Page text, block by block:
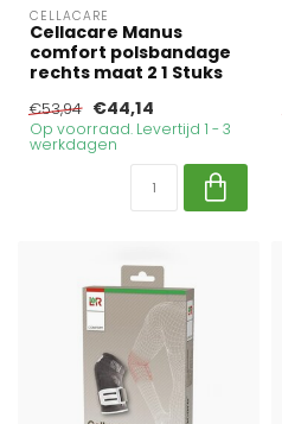
CELLACARE
Cellacare Manus
comfort polsbandage
rechts maat 2 1 Stuks
€53,94 €44,14
Op voorraad. Levertijd 1 - 3
werkdagen